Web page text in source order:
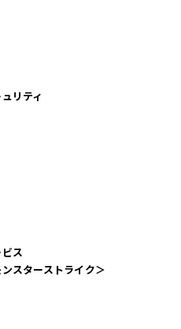
リティ
ス
スターストライク＞